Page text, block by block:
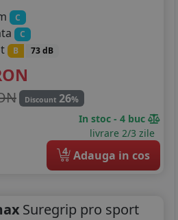
C
C
B 73 dB
Discount 26%
In stoc - 4 buc
livrare 2/3 zile
4 Adauga in cos
Suregrip pro sport